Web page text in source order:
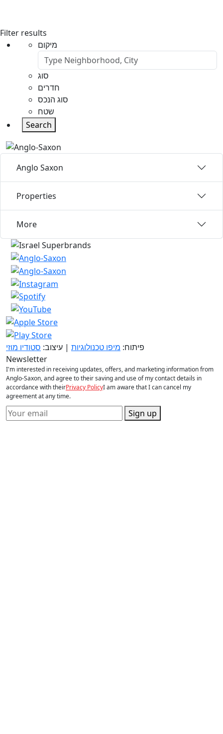
Filter results
מיקום
סוג
חדרים
סוג הנכס
שטח
Search
Anglo Saxon
Properties
More
פיתוח: מיפו טכנולוגיות | עיצוב: סטודיו מוזי
Newsletter
I'm interested in receiving updates, offers, and marketing information from
Anglo-Saxon, and agree to their saving and use of my contact details in
accordance with theirPrivacy PolicyI am aware that I can cancel my
agreement at any time.
Sign up